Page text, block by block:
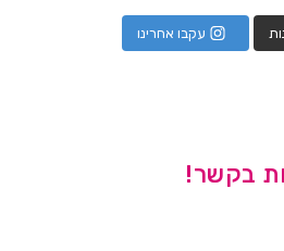
עקבו אחרינו
בקשר!